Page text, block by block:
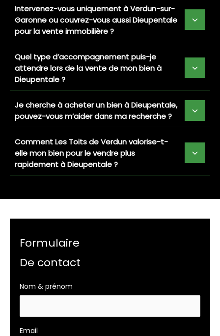
Intervenez-vous uniquement à Verdun-sur-
Garonne ou couvrez-vous aussi Dieupentale
pour la vente immobilière ?
Quel type d’accompagnement puis-je
attendre lors de la vente de mon bien à
Dieupentale ?
Je cherche à acheter un bien à Dieupentale,
pouvez-vous m’aider dans ma recherche ?
Comment Les Toits de Verdun valorise-t-
elle mon bien pour le vendre plus
rapidement à Dieupentale ?
Formulaire
De contact
Formulaire
page
Nom & prénom
Email